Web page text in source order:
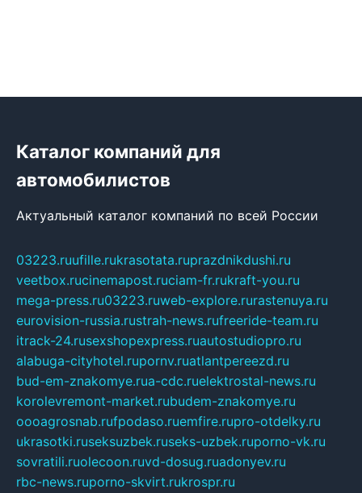
Каталог компаний для
автомобилистов
Актуальный каталог компаний по всей России
03223.ruufille.rukrasotata.ruprazdnikdushi.ru
veetbox.rucinemapost.ruciam-fr.rukraft-you.ru
mega-press.ru03223.ruweb-explore.rurastenuya.ru
eurovision-russia.rustrah-news.rufreeride-team.ru
itrack-24.rusexshopexpress.ruautostudiopro.ru
alabuga-cityhotel.rupornv.ruatlantpereezd.ru
bud-em-znakomye.rua-cdc.ruelektrostal-news.ru
korolevremont-market.rubudem-znakomye.ru
oooagrosnab.rufpodaso.ruemfire.rupro-otdelky.ru
ukrasotki.ruseksuzbek.ruseks-uzbek.ruporno-vk.ru
sovratili.ruolecoon.ruvd-dosug.ruadonyev.ru
rbc-news.ruporno-skvirt.rukrospr.ru